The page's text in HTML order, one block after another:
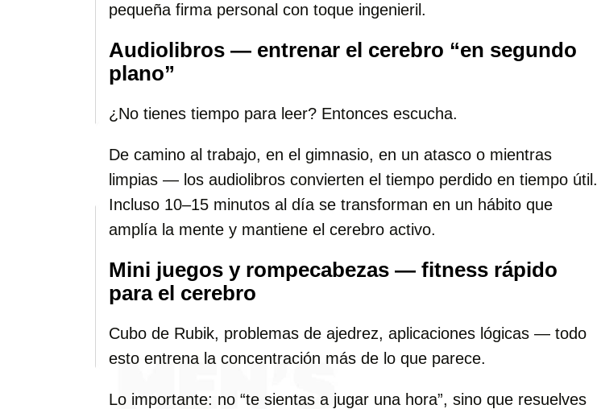
pequeña firma personal con toque ingenieril.
Audiolibros — entrenar el cerebro “en segundo
plano”
¿No tienes tiempo para leer? Entonces escucha.
De camino al trabajo, en el gimnasio, en un atasco o mientras
limpias — los audiolibros convierten el tiempo perdido en tiempo útil.
Incluso 10–15 minutos al día se transforman en un hábito que
amplía la mente y mantiene el cerebro activo.
Mini juegos y rompecabezas — fitness rápido
para el cerebro
Cubo de Rubik, problemas de ajedrez, aplicaciones lógicas — todo
esto entrena la concentración más de lo que parece.
Lo importante: no “te sientas a jugar una hora”, sino que resuelves